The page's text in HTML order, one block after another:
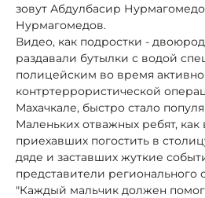
зовут Абдулбасир
Нурмагомедов.
Видео, как подростки -
раздавали бутылки с водой
полицейским во время
контртеррористической
Махачкале, быстро стало
Маленьких отважных ребят, как
приехавших погостить в
дяде и заставших жуткие
представители
"Каждый мальчик должен